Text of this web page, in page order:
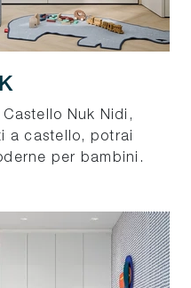
Nuk Nidi,
a castello, potrai
per bambini.